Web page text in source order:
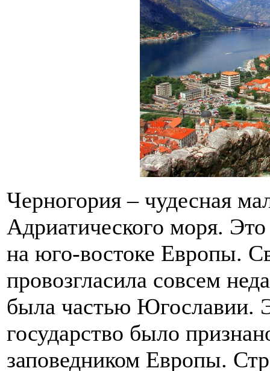
Черногория – чудесная
Адриатического моря. Это
на юго-востоке Европы.
провозгласила совсем
была частью Югославии.
государство было
заповедником Европы.